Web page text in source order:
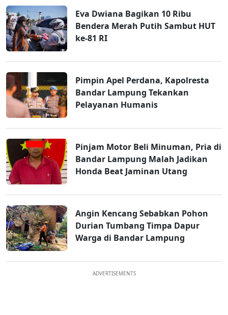
Eva Dwiana Bagikan 10 Ribu
Bendera Merah Putih Sambut HUT
ke-81 RI
Pimpin Apel Perdana, Kapolresta
Bandar Lampung Tekankan
Pelayanan Humanis
Pinjam Motor Beli Minuman, Pria di
Bandar Lampung Malah Jadikan
Honda Beat Jaminan Utang
Angin Kencang Sebabkan Pohon
Durian Tumbang Timpa Dapur
Warga di Bandar Lampung
ADVERTISEMENTS